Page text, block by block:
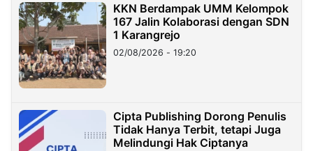
KKN Berdampak UMM Kelompok
167 Jalin Kolaborasi dengan SDN
1 Karangrejo
02/08/2026 - 19:20
Cipta Publishing Dorong Penulis
Tidak Hanya Terbit, tetapi Juga
Melindungi Hak Ciptanya